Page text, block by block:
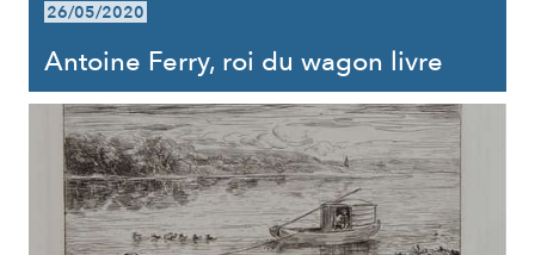
26/05/2020
Antoine Ferry, roi du wagon livre